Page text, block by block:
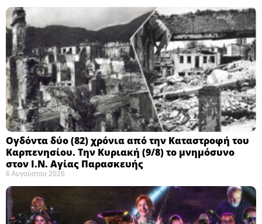
Ογδόντα δύο (82) χρόνια από την Καταστροφή του
Καρπενησίου. Την Κυριακή (9/8) το μνημόσυνο
στον Ι.Ν. Αγίας Παρασκευής
6 Αυγούστου 2026